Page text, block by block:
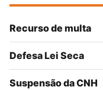
Recurso de multa
Defesa Lei Seca
Suspensão da CNH